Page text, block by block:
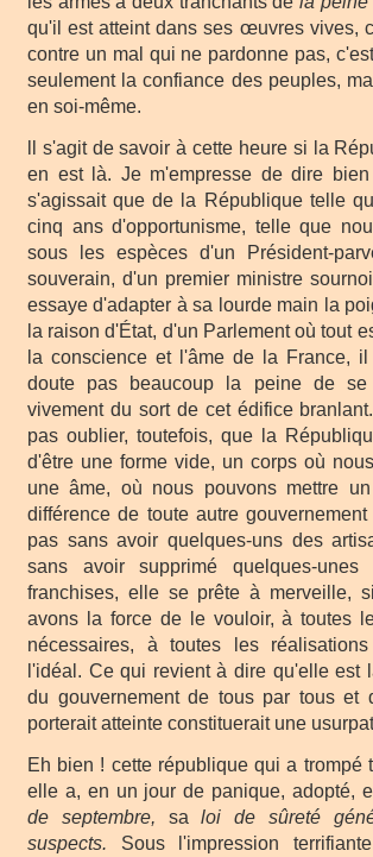
qu'il est atteint dans ses œuvres vives,
contre un mal qui ne pardonne pas,
seulement la confiance des peuples,
en soi-même.
ll s'agit de savoir à cette heure si la
en est là. Je m'empresse de dire
s'agissait que de la République telle
cinq ans d'opportunisme, telle que
sous les espèces d'un Président-
souverain, d'un premier ministre
essaye d'adapter à sa lourde main la
la raison d'État, d'un Parlement où tout
la conscience et l'âme de la France,
doute pas beaucoup la peine de se
vivement du sort de cet édifice
pas oublier, toutefois, que la
d'être une forme vide, un corps où
une âme, où nous pouvons mettre
différence de toute autre
pas sans avoir quelques-uns des
sans avoir supprimé quelques-
franchises, elle se prête à merveille,
avons la force de le vouloir, à toutes
nécessaires, à toutes les
l'idéal. Ce qui revient à dire qu'elle est
du gouvernement de tous par tous et
porterait atteinte constituerait une
Eh bien ! cette république qui a trompé
elle a, en un jour de panique, adopté,
de septembre, saloi de sûreté
suspects. Sous l'impression